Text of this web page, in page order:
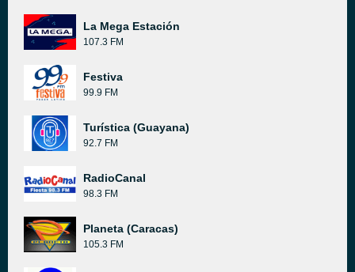
La Mega Estación
107.3 FM
Festiva
99.9 FM
Turística (Guayana)
92.7 FM
RadioCanal
98.3 FM
Planeta (Caracas)
105.3 FM